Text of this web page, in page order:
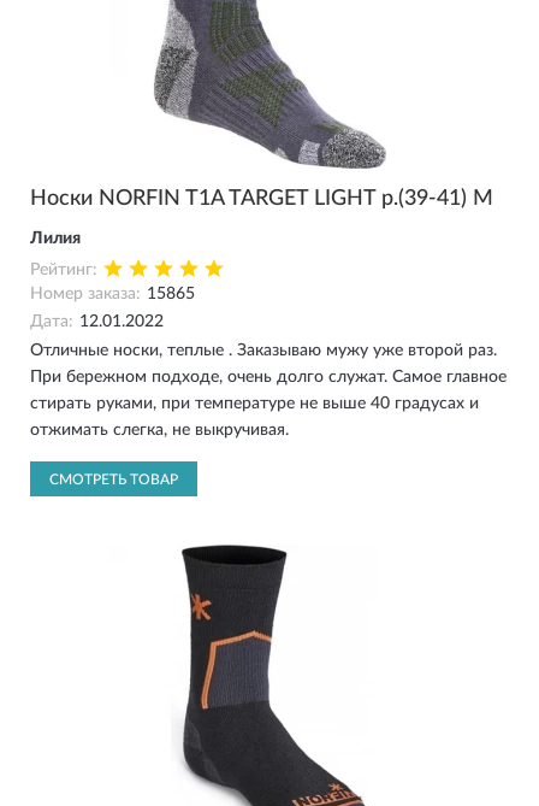
Носки NORFIN T1A TARGET LIGHT р.(39-41) M
Лилия
Рейтинг:
Номер заказа: 15865
Дата: 12.01.2022
Отличные носки, теплые . Заказываю мужу уже второй раз.
При бережном подходе, очень долго служат. Самое главное
стирать руками, при температуре не выше 40 градусах и
отжимать слегка, не выкручивая.
СМОТРЕТЬ ТОВАР